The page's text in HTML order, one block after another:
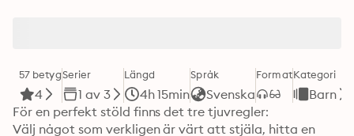
57 betyg
4
Serier
1 av 3
Längd
4h 15min
Språk
Svenska
FormatKategori
Barn
För en perfekt stöld finns det tre tjuvregler:
Välj något som verkligen är värt att stjäla, hitta en